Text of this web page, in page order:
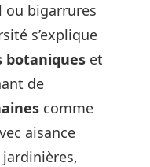
ou bigarrures
s’explique
botaniques et
de
comme
aisance